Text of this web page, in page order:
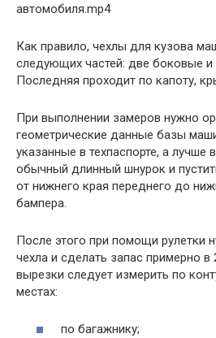
автомобиля.mp4
Как правило, чехлы для кузова
следующих частей: две боковые и
Последняя проходит по капоту,
При выполнении замеров нужно
геометрические данные базы
указанные в техпаспорте, а лучше
обычный длинный шнурок и
от нижнего края переднего до
бампера.
После этого при помощи рулетки
чехла и сделать запас примерно
вырезки следует измерить по
местах:
по багажнику;